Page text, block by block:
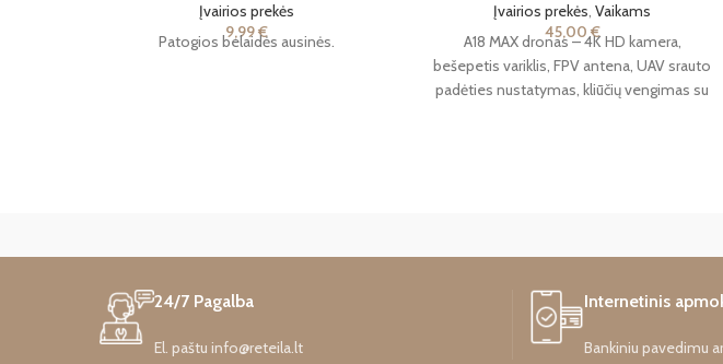
Įvairios prekės
9,99€
Patogios belaidės ausinės.
Įvairios prekės, Vaikams
45,00€
A18 MAX dronas – 4K HD kamera,
bešepetis variklis, FPV antena, UAV srauto
padėties nustatymas, kliūčių vengimas su
24/7 Pagalba
El. paštu info@reteila.lt
Internetinis
Bankiniu pavedimu